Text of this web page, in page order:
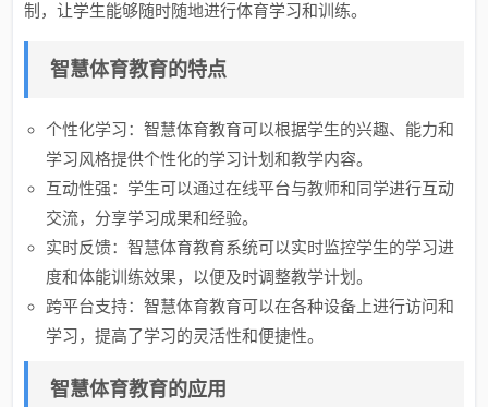
制，让学生能够随时随地进行体育学习和训练。
智慧体育教育的特点
个性化学习：智慧体育教育可以根据学生的兴趣、能力和
学习风格提供个性化的学习计划和教学内容。
互动性强：学生可以通过在线平台与教师和同学进行互动
交流，分享学习成果和经验。
实时反馈：智慧体育教育系统可以实时监控学生的学习进
度和体能训练效果，以便及时调整教学计划。
跨平台支持：智慧体育教育可以在各种设备上进行访问和
学习，提高了学习的灵活性和便捷性。
智慧体育教育的应用